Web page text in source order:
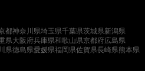
都神奈川県埼玉県千葉県茨城県新潟県
県大阪府兵庫県和歌山県京都府広島県
県徳島県愛媛県福岡県佐賀県長崎県熊本県